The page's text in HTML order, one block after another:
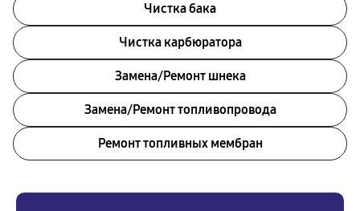
Чистка бака
Чистка карбюратора
Замена/Pемонт шнека
Замена/Pемонт топливопровода
Ремонт топливных мембран